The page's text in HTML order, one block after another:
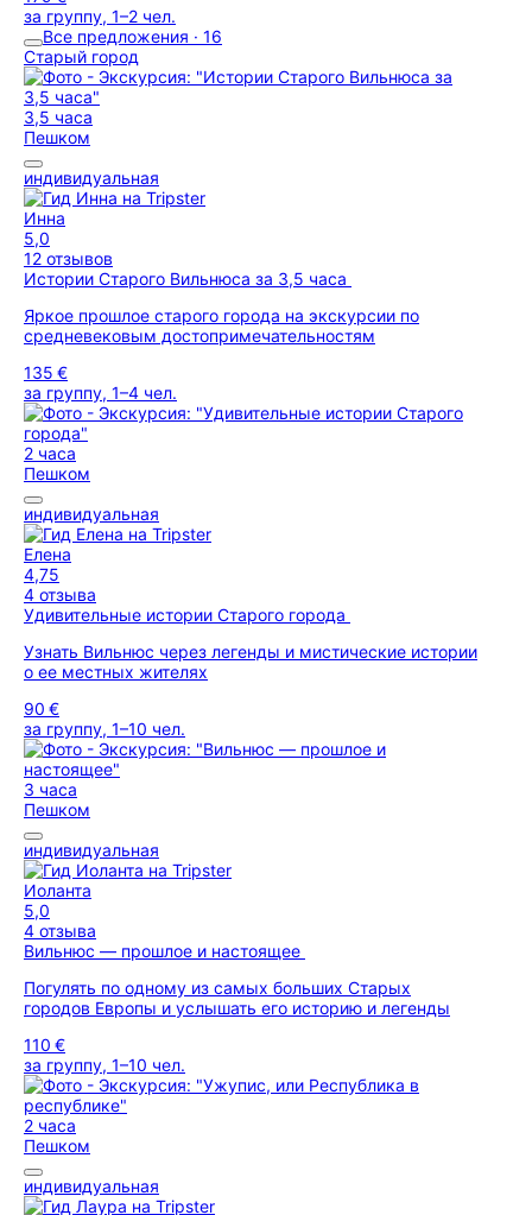
за группу, 1–2 чел.
Все предложения · 16
Старый город
3,5 часа
Пешком
индивидуальная
Инна
5,0
12 отзывов
Истории Старого Вильнюса за 3,5 часа
Яркое прошлое старого города на экскурсии по
средневековым достопримечательностям
135 €
за группу, 1–4 чел.
2 часа
Пешком
индивидуальная
Елена
4,75
4 отзыва
Удивительные истории Старого города
Узнать Вильнюс через легенды и мистические истории
о ее местных жителях
90 €
за группу, 1–10 чел.
3 часа
Пешком
индивидуальная
Иоланта
5,0
4 отзыва
Вильнюс — прошлое и настоящее
Погулять по одному из самых больших Старых
городов Европы и услышать его историю и легенды
110 €
за группу, 1–10 чел.
2 часа
Пешком
индивидуальная